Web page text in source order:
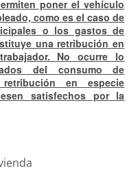
poner el vehículo
como es el caso de
o los gastos de
una retribución en
No ocurre lo
del consumo de
en especie
satisfechos por la